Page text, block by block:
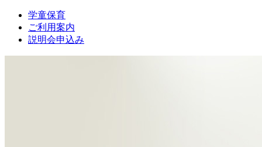
学童保育
ご利用案内
説明会申込み